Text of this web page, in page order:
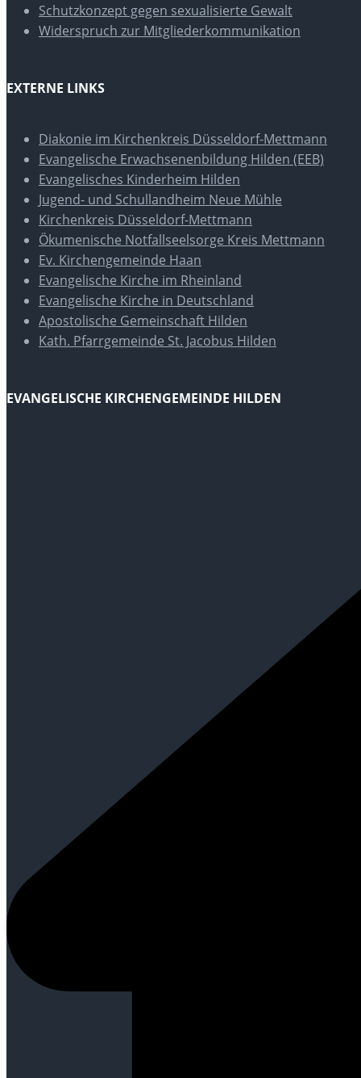
Schutzkonzept gegen sexualisierte Gewalt
Widerspruch zur Mitgliederkommunikation
EXTERNE LINKS
Diakonie im Kirchenkreis Düsseldorf-Mettmann
Evangelische Erwachsenenbildung Hilden (EEB)
Evangelisches Kinderheim Hilden
Jugend- und Schullandheim Neue Mühle
Kirchenkreis Düsseldorf-Mettmann
Ökumenische Notfallseelsorge Kreis Mettmann
Ev. Kirchengemeinde Haan
Evangelische Kirche im Rheinland
Evangelische Kirche in Deutschland
Apostolische Gemeinschaft Hilden
Kath. Pfarrgemeinde St. Jacobus Hilden
EVANGELISCHE KIRCHENGEMEINDE HILDEN